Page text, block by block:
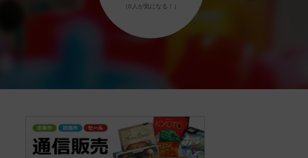
（0人が気になる！）